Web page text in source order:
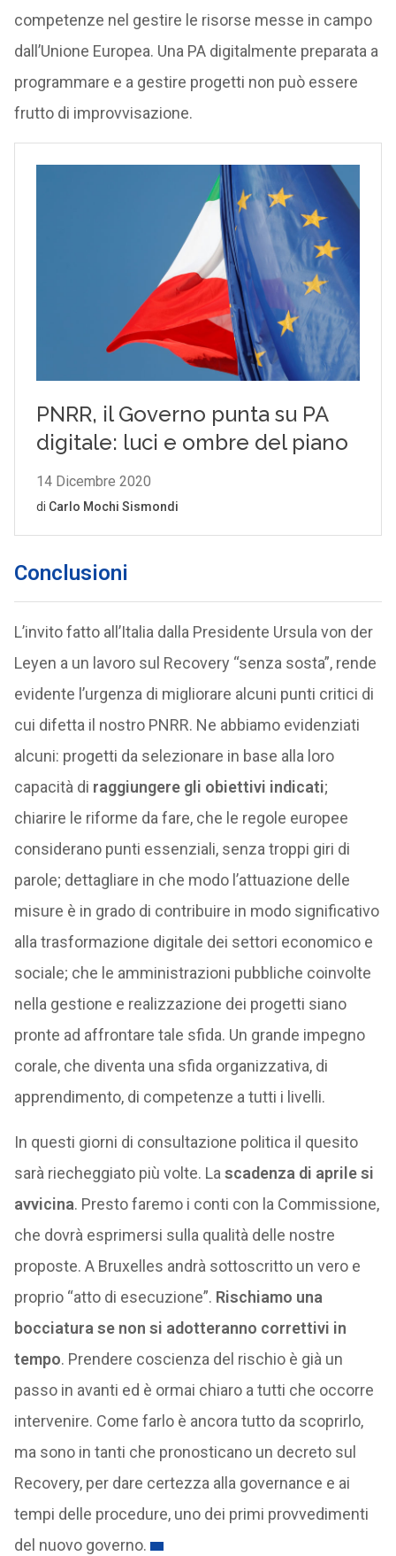
competenze nel gestire le risorse messe in campo
dall’Unione Europea. Una PA digitalmente preparata a
programmare e a gestire progetti non può essere
frutto di improvvisazione.
Conclusioni
L’invito fatto all’Italia dalla Presidente Ursula von der
Leyen a un lavoro sul Recovery “senza sosta”, rende
evidente l’urgenza di migliorare alcuni punti critici di
cui difetta il nostro PNRR. Ne abbiamo evidenziati
alcuni: progetti da selezionare in base alla loro
capacità di raggiungere gli obiettivi indicati;
chiarire le riforme da fare, che le regole europee
considerano punti essenziali, senza troppi giri di
parole; dettagliare in che modo l’attuazione delle
misure è in grado di contribuire in modo significativo
alla trasformazione digitale dei settori economico e
sociale; che le amministrazioni pubbliche coinvolte
nella gestione e realizzazione dei progetti siano
pronte ad affrontare tale sfida. Un grande impegno
corale, che diventa una sfida organizzativa, di
apprendimento, di competenze a tutti i livelli.
In questi giorni di consultazione politica il quesito
sarà riecheggiato più volte. La scadenza di aprile si
avvicina. Presto faremo i conti con la Commissione,
che dovrà esprimersi sulla qualità delle nostre
proposte. A Bruxelles andrà sottoscritto un vero e
proprio “atto di esecuzione”. Rischiamo una
bocciatura se non si adotteranno correttivi in
tempo. Prendere coscienza del rischio è già un
passo in avanti ed è ormai chiaro a tutti che occorre
intervenire. Come farlo è ancora tutto da scoprirlo,
ma sono in tanti che pronosticano un decreto sul
Recovery, per dare certezza alla governance e ai
tempi delle procedure, uno dei primi provvedimenti
del nuovo governo.